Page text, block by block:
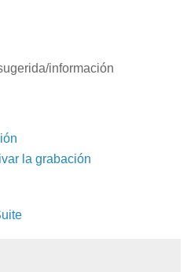
información
la grabación